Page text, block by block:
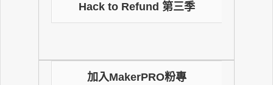
Hack to Refund 第三季
加入MakerPRO粉專